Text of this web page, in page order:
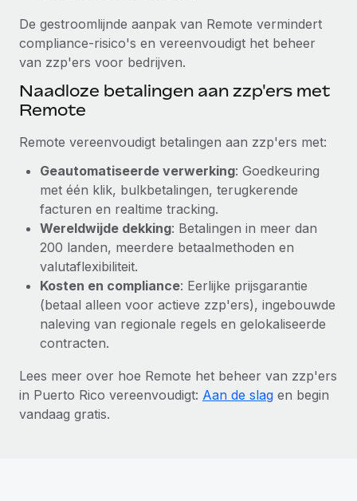
Phiture, een toonaangevende leider in de wereldwijde
mobiele groeiadviessector, zet zich sinds 2016...
Meer informatie
De gestroomlijnde aanpak van Remote vermindert
compliance-risico's en vereenvoudigt het beheer
van zzp'ers voor bedrijven.
Naadloze betalingen aan zzp'ers met
Remote
Remote vereenvoudigt betalingen aan zzp'ers met:
Geautomatiseerde verwerking: Goedkeuring
met één klik, bulkbetalingen, terugkerende
facturen en realtime tracking.
Wereldwijde dekking: Betalingen in meer dan
200 landen, meerdere betaalmethoden en
valutaflexibiliteit.
Kosten en compliance: Eerlijke prijsgarantie
(betaal alleen voor actieve zzp'ers), ingebouwde
naleving van regionale regels en gelokaliseerde
contracten.
Lees meer over hoe Remote het beheer van zzp'ers
in Puerto Rico vereenvoudigt: Aan de slag en begin
vandaag gratis.